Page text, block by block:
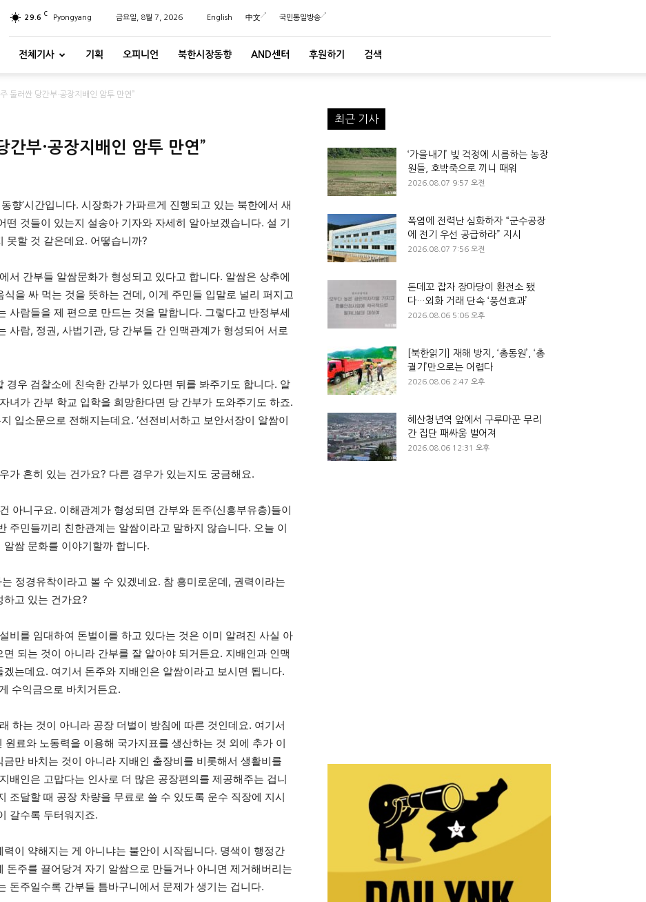
29.6 C Pyongyang 금요일, 8월 7, 2026 English 中文 국민통일방송
전체기사 기획 오피니언 북한시장동향 AND센터 후원하기 검색
둘러싼 당간부·공장지배인 암투 만연”
간부·공장지배인 암투 만연”
향’시간입니다. 시장화가 가파르게 진행되고 있는 북한에서 새
떤 것들이 있는지 설송아 기자와 자세히 알아보겠습니다. 설 기
못할 것 같은데요. 어떻습니까?
서 간부들 알쌈문화가 형성되고 있다고 합니다. 알쌈은 상추에
을 싸 먹는 것을 뜻하는 건데, 이게 주민들 입말로 널리 퍼지고
사람들을 제 편으로 만드는 것을 말합니다. 그렇다고 반정부세
사람, 정권, 사법기관, 당 간부들 간 인맥관계가 형성되어 서로
경우 검찰소에 친숙한 간부가 있다면 뒤를 봐주기도 합니다. 알
녀가 간부 학교 입학을 희망한다면 당 간부가 도와주기도 하죠.
입소문으로 전해지는데요. ‘선전비서하고 보안서장이 알쌈이
가 흔히 있는 건가요? 다른 경우가 있는지도 궁금해요.
아니구요. 이해관계가 형성되면 간부와 돈주(신흥부유층)들이
주민들끼리 친한관계는 알쌈이라고 말하지 않습니다. 오늘 이
쌈 문화를 이야기할까 합니다.
정경유착이라고 볼 수 있겠네요. 참 흥미로운데, 권력이라는
고 있는 건가요?
비를 임대하여 돈벌이를 하고 있다는 것은 이미 알려진 사실 아
되는 것이 아니라 간부를 잘 알아야 되거든요. 지배인과 인맥
는데요. 여기서 돈주와 지배인은 알쌈이라고 보시면 됩니다.
수익금으로 바치거든요.
하는 것이 아니라 공장 더벌이 방침에 따른 것인데요. 여기서
원료와 노동력을 이용해 국가지표를 생산하는 것 외에 추가 이
만 바치는 것이 아니라 지배인 출장비를 비롯해서 생활비를
배인은 고맙다는 인사로 더 많은 공장편의를 제공해주는 겁니
조달할 때 공장 차량을 무료로 쓸 수 있도록 운수 직장에 지시
갈수록 두터워지죠.
이 약해지는 게 아니냐는 불안이 시작됩니다. 명색이 행정간
돈주를 끌어당겨 자기 알쌈으로 만들거나 아니면 제거해버리는
돈주일수록 간부들 틈바구니에서 문제가 생기는 겁니다.
최근 기사
‘가을내기’ 빚 걱정에 시름하는 농장
원들, 호박죽으로 끼니 때워
2026.08.07 9:57 오전
폭염에 전력난 심화하자 “군수공장
에 전기 우선 공급하라” 지시
2026.08.07 7:56 오전
돈데꼬 잡자 장마당이 환전소 됐
다…외화 거래 단속 ‘풍선효과’
2026.08.06 5:06 오후
[북한읽기] 재해 방지, ‘총동원’, ‘총
궐기’만으로는 어렵다
2026.08.06 2:47 오후
혜산청년역 앞에서 구루마꾼 무리
간 집단 패싸움 벌어져
2026.08.06 12:31 오후